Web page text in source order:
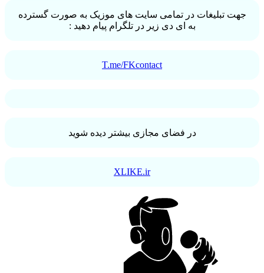
جهت تبلیغات در تمامی سایت های موزیک به صورت گسترده
به ای دی زیر در تلگرام پیام دهید :
T.me/FKcontact
در فضای مجازی بیشتر دیده شوید
XLIKE.ir